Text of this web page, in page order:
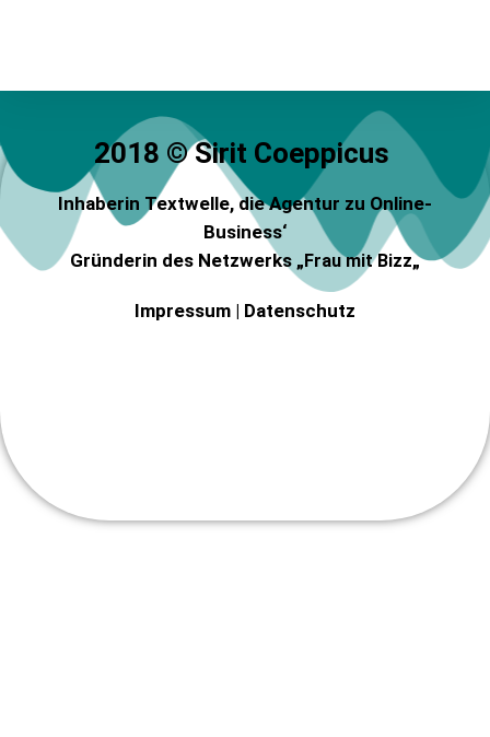
2018 © Sirit Coeppicus
Inhaberin Textwelle, die Agentur zu Online-
Business‘
Gründerin des Netzwerks „Frau mit Bizz„
Impressum | Datenschutz